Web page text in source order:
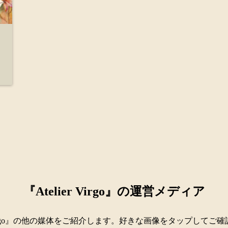
『Atelier Virgo』の運営メディア
』の他の媒体をご紹介します。好きな画像をタップしてご確